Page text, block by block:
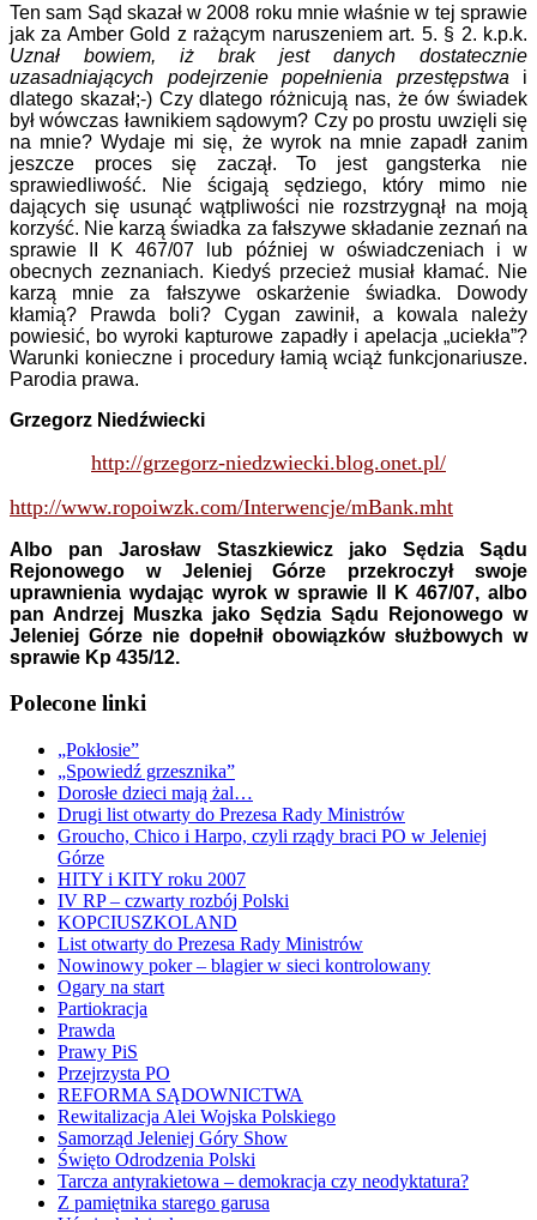
Ten sam Sąd skazał w 2008 roku mnie właśnie w tej sprawie
jak za Amber Gold z rażącym naruszeniem art. 5. § 2. k.p.k.
Uznał bowiem, iż brak jest danych dostatecznie
uzasadniających podejrzenie popełnienia przestępstwa i
dlatego skazał;-) Czy dlatego różnicują nas, że ów świadek
był wówczas ławnikiem sądowym? Czy po prostu uwzięli się
na mnie? Wydaje mi się, że wyrok na mnie zapadł zanim
jeszcze proces się zaczął. To jest gangsterka nie
sprawiedliwość. Nie ścigają sędziego, który mimo nie
dających się usunąć wątpliwości nie rozstrzygnął na moją
korzyść. Nie karzą świadka za fałszywe składanie zeznań na
sprawie II K 467/07 lub później w oświadczeniach i w
obecnych zeznaniach. Kiedyś przecież musiał kłamać. Nie
karzą mnie za fałszywe oskarżenie świadka. Dowody
kłamią? Prawda boli? Cygan zawinił, a kowala należy
powiesić, bo wyroki kapturowe zapadły i apelacja „uciekła”?
Warunki konieczne i procedury łamią wciąż funkcjonariusze.
Parodia prawa.
Grzegorz Niedźwiecki
http://grzegorz-niedzwiecki.blog.onet.pl/
http://www.ropoiwzk.com/Interwencje/mBank.mht
Albo pan Jarosław Staszkiewicz jako Sędzia Sądu
Rejonowego w Jeleniej Górze przekroczył swoje
uprawnienia wydając wyrok w sprawie II K 467/07, albo
pan Andrzej Muszka jako Sędzia Sądu Rejonowego w
Jeleniej Górze nie dopełnił obowiązków służbowych w
sprawie Kp 435/12.
Polecone linki
„Pokłosie”
„Spowiedź grzesznika”
Dorosłe dzieci mają żal…
Drugi list otwarty do Prezesa Rady Ministrów
Groucho, Chico i Harpo, czyli rządy braci PO w Jeleniej
Górze
HITY i KITY roku 2007
IV RP – czwarty rozbój Polski
KOPCIUSZKOLAND
List otwarty do Prezesa Rady Ministrów
Nowinowy poker – blagier w sieci kontrolowany
Ogary na start
Partiokracja
Prawda
Prawy PiS
Przejrzysta PO
REFORMA SĄDOWNICTWA
Rewitalizacja Alei Wojska Polskiego
Samorząd Jeleniej Góry Show
Święto Odrodzenia Polski
Tarcza antyrakietowa – demokracja czy neodyktatura?
Z pamiętnika starego garusa